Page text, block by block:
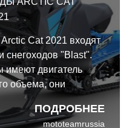
ПОДРОБНЕЕ
Cat 2021 входят
снегоходов "Blast".
имеют двигатель
объема, они
технологиями,
на
mototeamrussia